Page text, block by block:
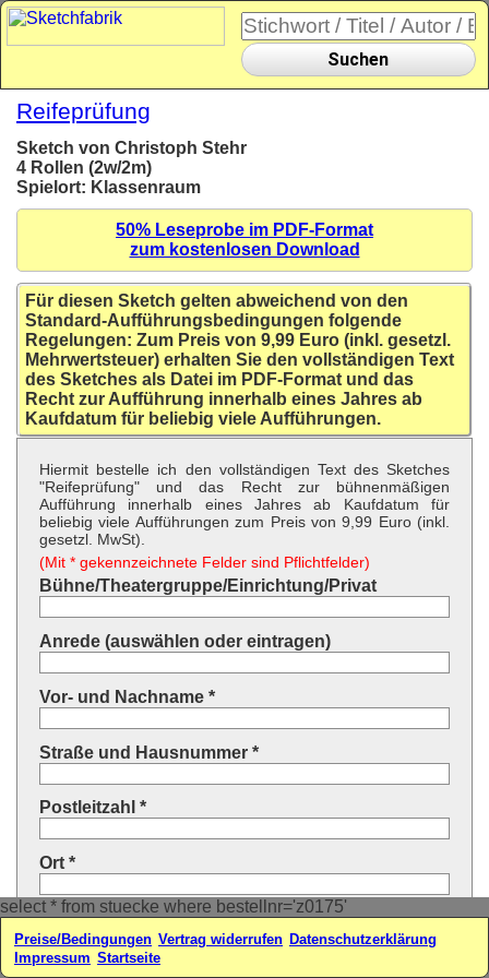
select * from stuecke where bestellnr='z0175'
Suchen
Reifeprüfung
Sketch von Christoph Stehr
4 Rollen (2w/2m)
Spielort: Klassenraum
50% Leseprobe im PDF-Format
zum kostenlosen Download
Für diesen Sketch gelten abweichend von den
Standard-Aufführungsbedingungen folgende
Regelungen: Zum Preis von 9,99 Euro (inkl. gesetzl.
Mehrwertsteuer) erhalten Sie den vollständigen Text
des Sketches als Datei im PDF-Format und das
Recht zur Aufführung innerhalb eines Jahres ab
Kaufdatum für beliebig viele Aufführungen.
Hiermit bestelle ich den vollständigen Text des Sketches
"Reifeprüfung" und das Recht zur bühnenmäßigen
Aufführung innerhalb eines Jahres ab Kaufdatum für
beliebig viele Aufführungen zum Preis von 9,99 Euro (inkl.
gesetzl. MwSt).
(Mit * gekennzeichnete Felder sind Pflichtfelder)
Bühne/Theatergruppe/Einrichtung/Privat
Anrede (auswählen oder eintragen)
Vor- und Nachname *
Straße und Hausnummer *
Postleitzahl *
Ort *
Land * (auswählen oder eintragen)
Ihre E-Mail-Adresse*
Preise/Bedingungen Vertrag widerrufen Datenschutzerklärung
Impressum Startseite